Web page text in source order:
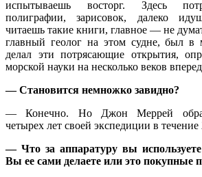
испытываешь восторг. Здесь
полиграфии, зарисовок, далеко
читаешь такие книги, главное — не
главный геолог на этом судне, был в
делал эти потрясающие открытия,
морской науки на несколько веков
— Становится немножко завидно?
— Конечно. Но Джон Меррей
четырех лет своей экспедиции в течение
— Что за аппаратуру вы
Вы ее сами делаете или это покупные